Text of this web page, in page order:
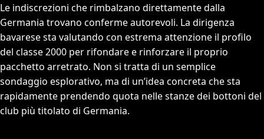
Le indiscrezioni che rimbalzano direttamente dalla
Germania trovano conferme autorevoli. La dirigenza
bavarese sta valutando con estrema attenzione il profilo
del classe 2000 per rifondare e rinforzare il proprio
pacchetto arretrato. Non si tratta di un semplice
sondaggio esplorativo, ma di un’idea concreta che sta
rapidamente prendendo quota nelle stanze dei bottoni del
club più titolato di Germania.